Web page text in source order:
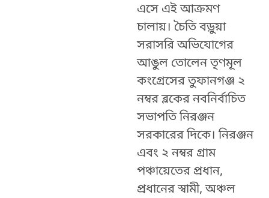
এসে এই আক্রমণ
চালায়। চৈতি বড়ুয়া
সরাসরি অভিযোগের
আঙুল তোলেন তৃণমূল
কংগ্রেসের তুফানগঞ্জ ২
নম্বর ব্লকের নবনির্বাচিত
সভাপতি নিরঞ্জন
সরকারের দিকে। নিরঞ্জন
এবং ২ নম্বর গ্রাম
পঞ্চায়েতের প্রধান,
প্রধানের স্বামী, অঞ্চল